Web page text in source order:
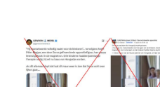
Image